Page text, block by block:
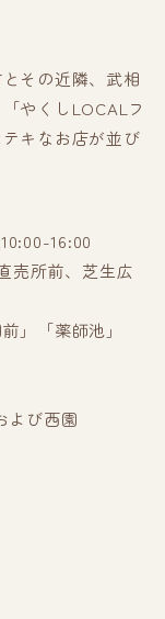
その近隣、武相
やくしLOCALフ
キなお店が並び
16:00
売所前、芝生広
」「薬師池」
よび西園